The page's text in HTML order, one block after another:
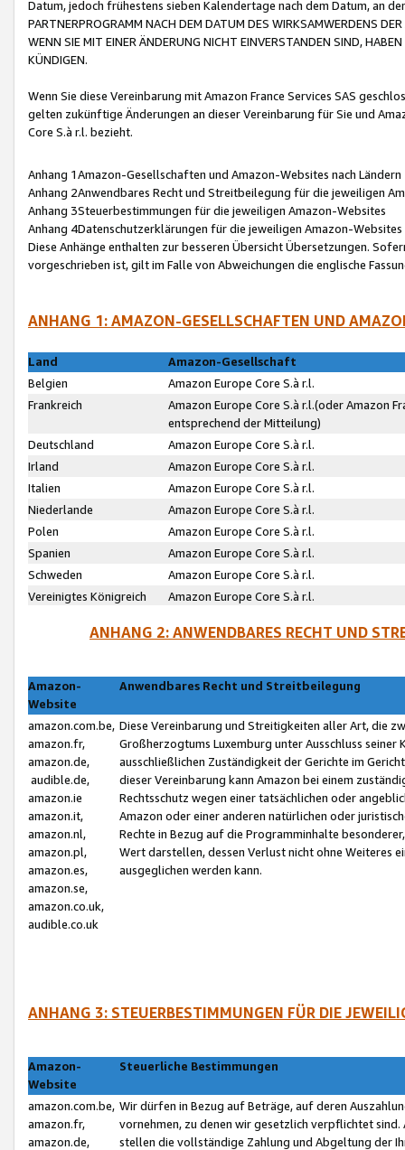
Datum, jedoch frühestens sieben Kalendertage nach dem Datum, an
PARTNERPROGRAMM NACH DEM DATUM DES WIRKSAMWERDENS
WENN SIE MIT EINER ÄNDERUNG NICHT EINVERSTANDEN SIND,
KÜNDIGEN.
Wenn Sie diese Vereinbarung mit Amazon France Services SAS
gelten zukünftige Änderungen an dieser Vereinbarung für Sie und
Core S.à r.l. bezieht.
Anhang 1Amazon-Gesellschaften und Amazon-Websites nach Ländern
Anhang 2Anwendbares Recht und Streitbeilegung für die jeweiligen
Anhang 3Steuerbestimmungen für die jeweiligen Amazon-Websites
Anhang 4Datenschutzerklärungen für die jeweiligen Amazon-Websites
Diese Anhänge enthalten zur besseren Übersicht Übersetzungen.
vorgeschrieben ist, gilt im Falle von Abweichungen die englische
ANHANG 1: AMAZON-GESELLSCHAFTEN UND
Land
Amazon-Gesellschaft
Belgien
Amazon Europe Core S.à r.l.
Frankreich
Amazon Europe Core S.à r.l.(oder Amazon
entsprechend der Mitteilung)
Deutschland
Amazon Europe Core S.à r.l.
Irland
Amazon Europe Core S.à r.l.
Italien
Amazon Europe Core S.à r.l.
Niederlande
Amazon Europe Core S.à r.l.
Polen
Amazon Europe Core S.à r.l.
Spanien
Amazon Europe Core S.à r.l.
Schweden
Amazon Europe Core S.à r.l.
Vereinigtes Königreich
Amazon Europe Core S.à r.l.
ANHANG 2: ANWENDBARES RECHT UND
Amazon-
Website
Anwendbares Recht und Streitbeilegung
amazon.com.be,
amazon.fr,
amazon.de,
audible.de,
amazon.ie
amazon.it,
amazon.nl,
amazon.pl,
amazon.es,
amazon.se,
amazon.co.uk,
audible.co.uk
Diese Vereinbarung und Streitigkeiten aller Art, die
Großherzogtums Luxemburg unter Ausschluss
ausschließlichen Zuständigkeit der Gerichte im
dieser Vereinbarung kann Amazon bei einem
Rechtsschutz wegen einer tatsächlichen oder
Amazon oder einer anderen natürlichen oder
Rechte in Bezug auf die Programminhalte
Wert darstellen, dessen Verlust nicht ohne Weiteres
ausgeglichen werden kann.
ANHANG 3: STEUERBESTIMMUNGEN FÜR DIE
Amazon-
Website
Steuerliche Bestimmungen
amazon.com.be,
amazon.fr,
amazon.de,
Wir dürfen in Bezug auf Beträge, auf deren
vornehmen, zu denen wir gesetzlich verpflichtet
stellen die vollständige Zahlung und Abgeltung der